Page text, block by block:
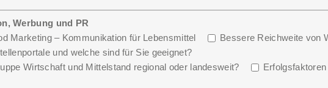
Werbung und PR
Marketing – Kommunikation für Lebensmittel
Bessere Reichweite von
und welche sind für Sie geeignet?
Wirtschaft und Mittelstand regional oder landesweit?